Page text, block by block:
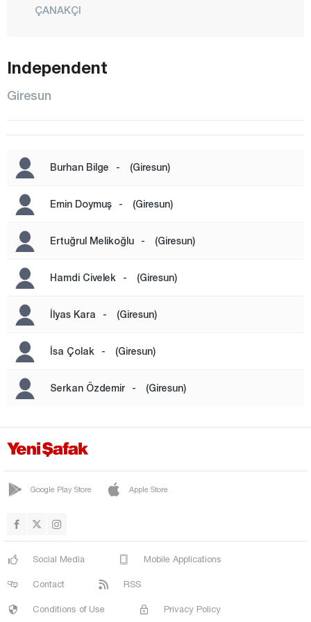
ÇANAKÇI
GÜCE
CENTER
ŞEBİNKARAHİSAR
YAĞLIDERE
YAVUZKEMAL
Gümüşhane
Hakkari
Hatay
Independent
Giresun
Burhan Bilge - (Giresun)
Emin Doymuş - (Giresun)
Ertuğrul Melikoğlu - (Giresun)
Hamdi Civelek - (Giresun)
İlyas Kara - (Giresun)
İsa Çolak - (Giresun)
Serkan Özdemir - (Giresun)
Google Play Store Apple Store
Social Media Mobile Applications
Contact RSS
Conditions of Use Privacy Policy